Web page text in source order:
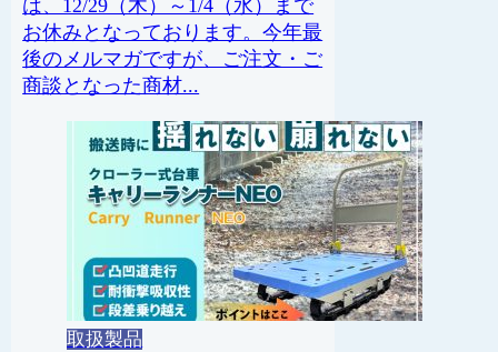
は、12/29（木）～1/4（水）まで
お休みとなっております。今年最
後のメルマガですが、ご注文・ご
商談となった商材...
取扱製品